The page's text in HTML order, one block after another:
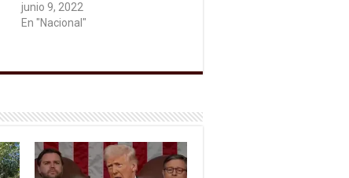
junio 9, 2022
En "Nacional"